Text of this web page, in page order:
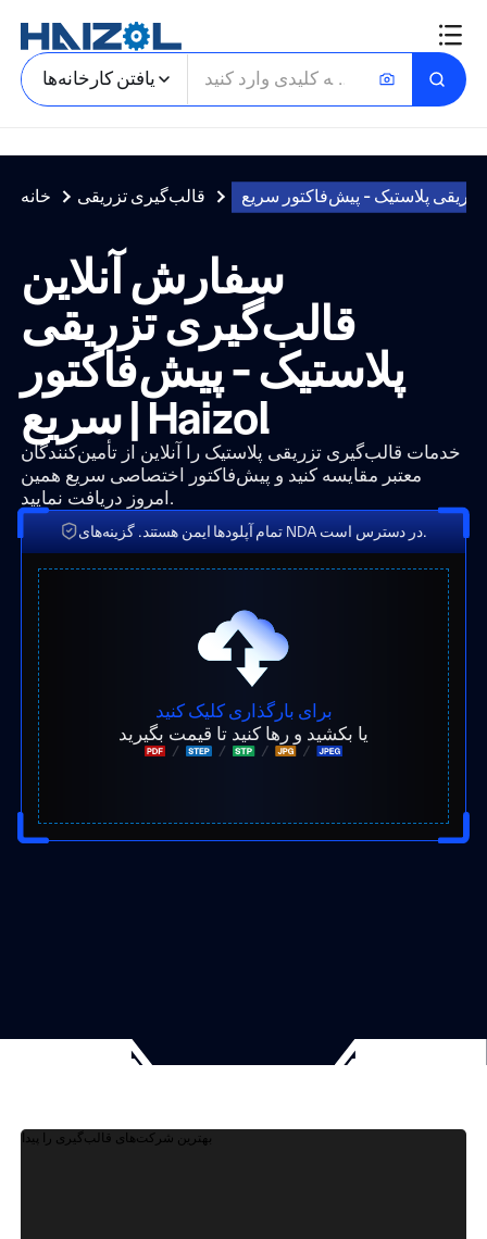
یافتن کارخانه‌ها
خانه قالب‌گیری تزریقی
سفارش آنلاین
قالب‌گیری تزریقی
پلاستیک - پیش‌فاکتور
سریع | Haizol
خدمات قالب‌گیری تزریقی پلاستیک را آنلاین از تأمین‌کنندگان
معتبر مقایسه کنید و پیش‌فاکتور اختصاصی سریع همین
امروز دریافت نمایید.
تمام آپلودها ایمن هستند. گزینه‌های NDA در دسترس است.
برای بارگذاری کلیک کنید
یا بکشید و رها کنید تا قیمت بگیرید